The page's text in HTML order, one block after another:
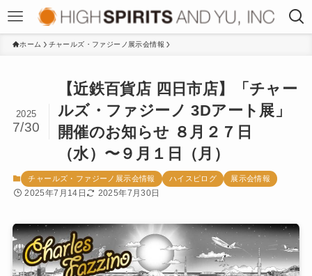
ホーム チャールズ・ファジーノ展示会情報
【近鉄百貨店 四日市店】「チャー
ルズ・ファジーノ 3Dアート展」
開催のお知らせ ８月２７日
（水）〜９月１日（月）
2025
7/30
チャールズ・ファジーノ展示会情報 ハイスピログ 展示会情報
2025年7月14日 2025年7月30日